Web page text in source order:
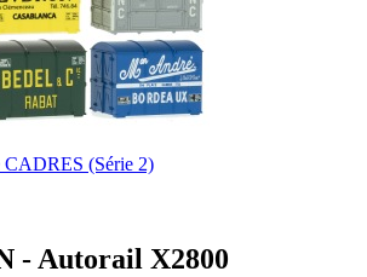
CADRES (Série 2)
- Autorail X2800